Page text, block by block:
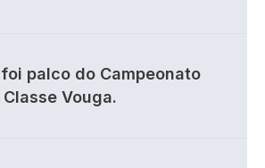
palco do Campeonato
Vouga.